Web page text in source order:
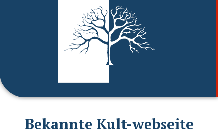
Bekannte Kult-webseite